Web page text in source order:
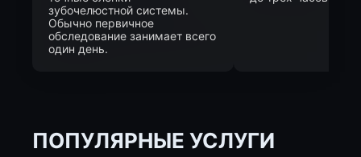
зубочелюстной системы.
Обычно первичное
обследование занимает всего
один день.
ПОПУЛЯРНЫЕ УСЛУГИ